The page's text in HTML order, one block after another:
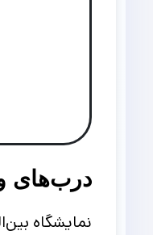
درب‌های
نمایشگاه